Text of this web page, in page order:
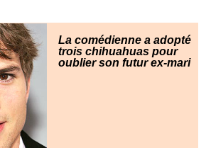
La comédienne a adopté
trois chihuahuas pour
oublier son futur ex-mari